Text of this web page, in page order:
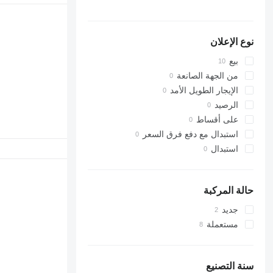
نوع الإعلان
بيع
من الجهة الصانعة
الإيجار الطويل الأمد
الرصيد
على أقساط
استبدال مع دفع فرق السعر
استبدال
حالة المركبة
جديد
مستعملة
سنة التصنيع